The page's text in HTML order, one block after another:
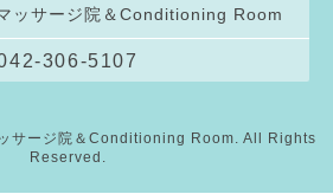
ッサージ院＆Conditioning Room
306-5107
サージ院＆Conditioning Room . All Rights
Reserved.